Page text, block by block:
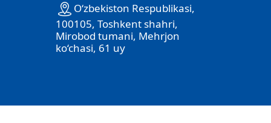
O‘zbekiston Respublikasi,
100105, Toshkent shahri,
Mirobod tumani, Mehrjon
ko‘chasi, 61 uy